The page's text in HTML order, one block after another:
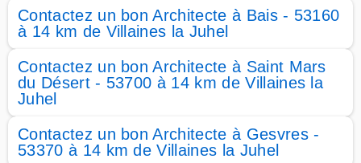
Contactez un bon Architecte à Bais - 53160
à 14 km de Villaines la Juhel
Contactez un bon Architecte à Saint Mars
du Désert - 53700 à 14 km de Villaines la
Juhel
Contactez un bon Architecte à Gesvres -
53370 à 14 km de Villaines la Juhel